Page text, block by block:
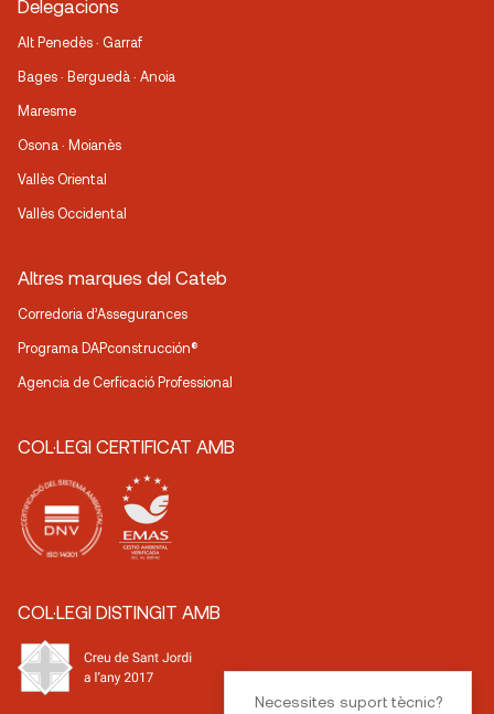
Delegacions
Alt Penedès · Garraf
Bages · Berguedà · Anoia
Maresme
Osona · Moianès
Vallès Oriental
Vallès Occidental
Altres marques del Cateb
Corredoria d’Assegurances
Programa DAPconstrucción®
Agencia de Cerficació Professional
COL·LEGI CERTIFICAT AMB
COL·LEGI DISTINGIT AMB
Necessites suport tècnic?